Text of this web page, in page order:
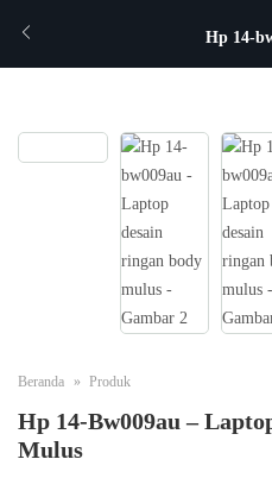
Hp 14-
Beranda Produk
Hp 14-Bw009au –
Mulus